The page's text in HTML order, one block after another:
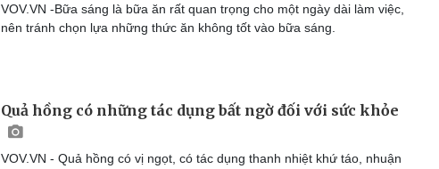
VOV.VN -Bữa sáng là bữa ăn rất quan trọng cho một ngày dài làm việc,
nên tránh chọn lựa những thức ăn không tốt vào bữa sáng.
Quả hồng có những tác dụng bất ngờ đối với sức khỏe
VOV.VN - Quả hồng có vị ngọt, có tác dụng thanh nhiệt khứ táo, nhuận